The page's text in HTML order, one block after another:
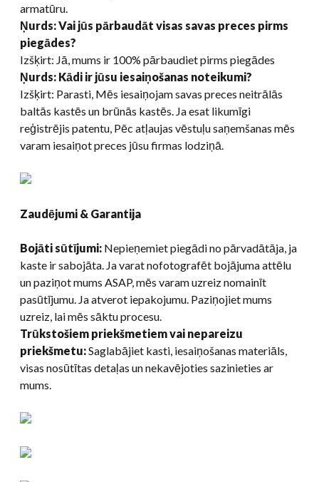
armatūru.
Ņurds: Vai jūs pārbaudāt visas savas preces pirms
piegādes?
Izšķirt: Jā, mums ir 100% pārbaudiet pirms piegādes
Ņurds: Kādi ir jūsu iesaiņošanas noteikumi?
Izšķirt: Parasti, Mēs iesaiņojam savas preces neitrālās
baltās kastēs un brūnās kastēs. Ja esat likumīgi
reģistrējis patentu, Pēc atļaujas vēstuļu saņemšanas mēs
varam iesaiņot preces jūsu firmas lodziņā.
Zaudējumi & Garantija
Bojāti sūtījumi: Nepieņemiet piegādi no pārvadātāja, ja
kaste ir sabojāta. Ja varat nofotografēt bojājuma attēlu
un paziņot mums ASAP, mēs varam uzreiz nomainīt
pasūtījumu. Ja atverot iepakojumu. Paziņojiet mums
uzreiz, lai mēs sāktu procesu.
Trūkstošiem priekšmetiem vai nepareizu
priekšmetu:Saglabājiet kasti, iesaiņošanas materiāls,
visas nosūtītas detaļas un nekavējoties sazinieties ar
mums.